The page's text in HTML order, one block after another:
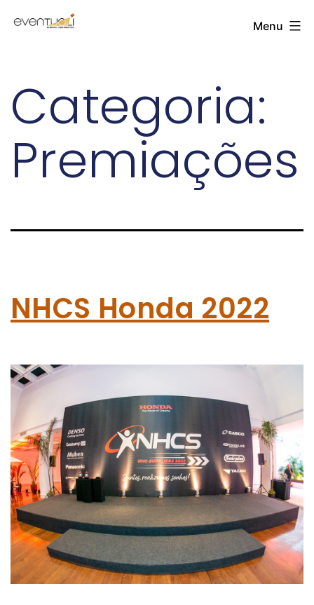
Menu
Categoria:
Premiações
NHCS Honda 2022